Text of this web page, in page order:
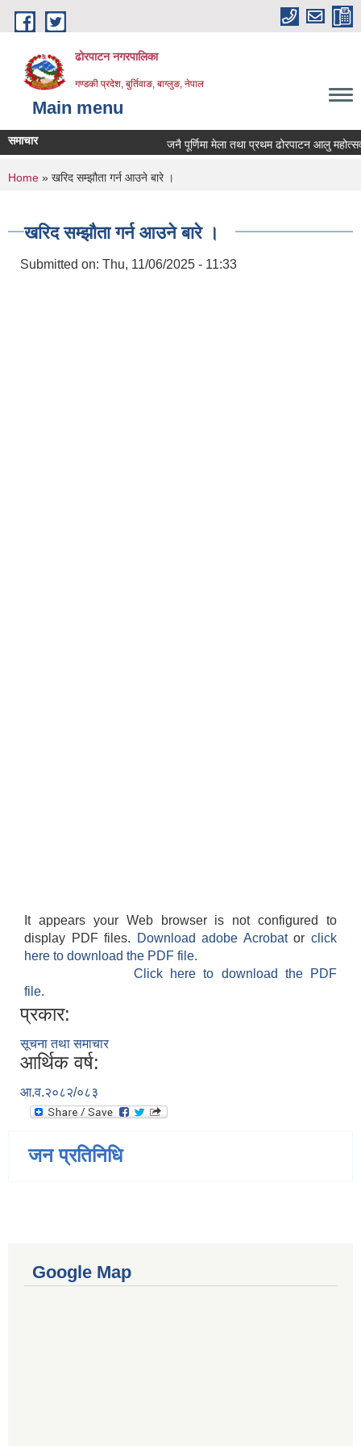
Skip to main content
ढोरपाटन नगरपालिका
गण्डकी प्रदेश, बुर्तिवाङ, बाग्लुङ, नेपाल
Main menu
समाचार जनै पूर्णिमा मेला तथा प्रथम ढोरपाटन आलु
You are here
Home » खरिद सम्झौता गर्न आउने बारे ।
खरिद सम्झौता गर्न आउने बारे ।
Submitted on: Thu, 11/06/2025 - 11:33
It appears your Web browser is not configured to
display PDF files.
Download adobe Acrobatorclick
here to download the PDF file.
Click here to download the PDF
file.
प्रकार:
सूचना तथा समाचार
आर्थिक वर्ष:
आ.व.२०८२/०८३
जन प्रतिनिधि
Google Map